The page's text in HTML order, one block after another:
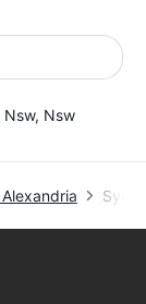
Nsw